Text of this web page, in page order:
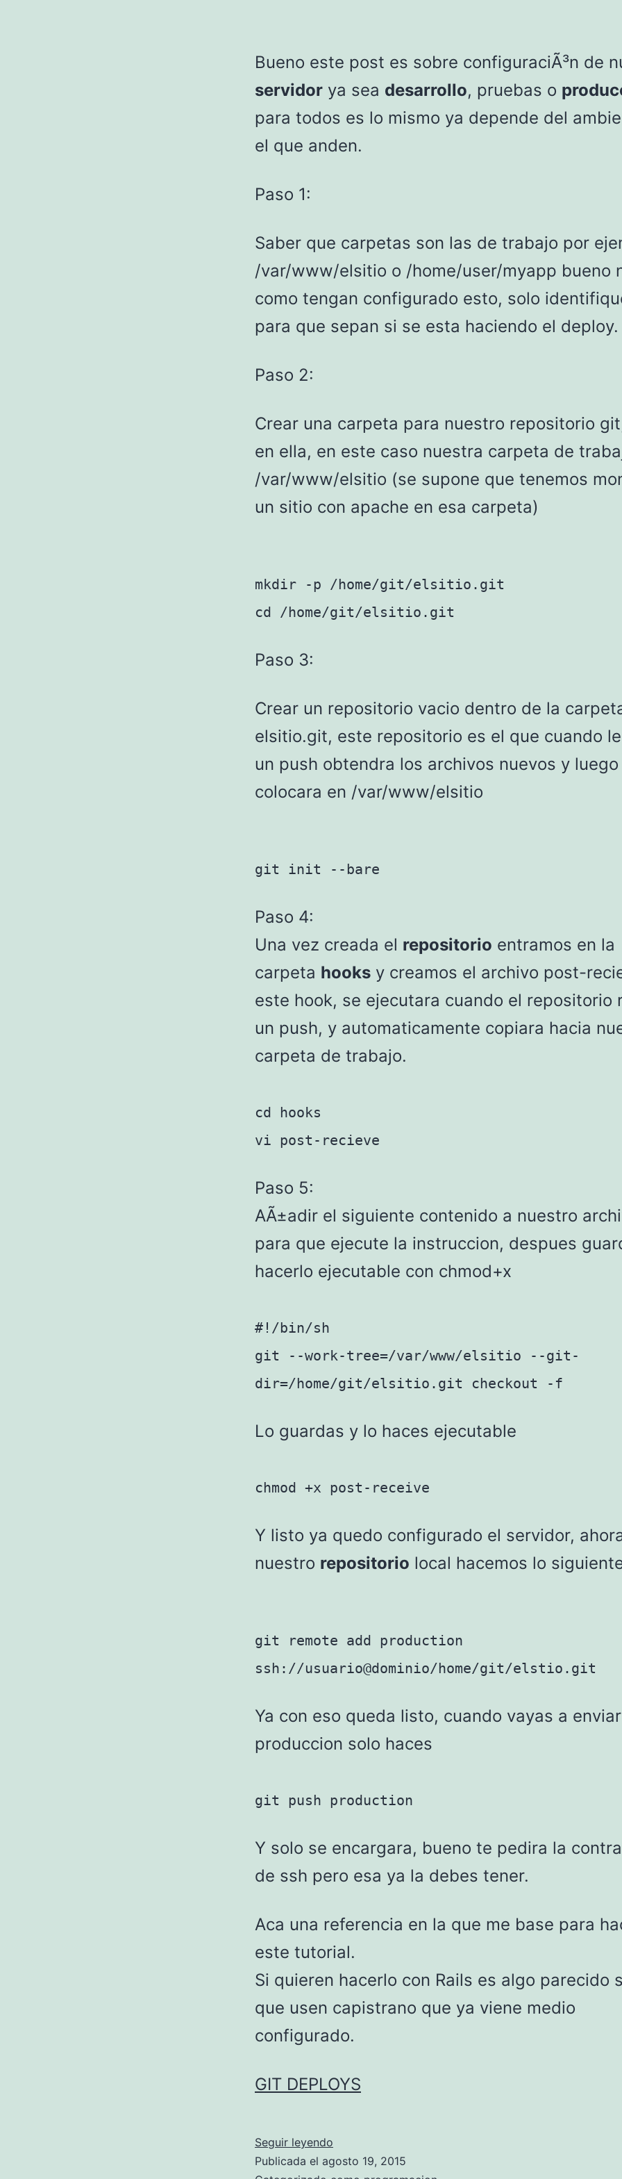
Bueno este post es sobre configuraciÃ³n de
servidor ya sea desarrollo, pruebas o
para todos es lo mismo ya depende del
el que anden.
Paso 1:
Saber que carpetas son las de trabajo por
/var/www/elsitio o /home/user/myapp bueno
como tengan configurado esto, solo
para que sepan si se esta haciendo el deploy.
Paso 2:
Crear una carpeta para nuestro repositorio
en ella, en este caso nuestra carpeta de
/var/www/elsitio (se supone que tenemos
un sitio con apache en esa carpeta)
mkdir -p /home/git/elsitio.git
cd /home/git/elsitio.git
Paso 3:
Crear un repositorio vacio dentro de la
elsitio.git, este repositorio es el que cuando
un push obtendra los archivos nuevos y
colocara en /var/www/elsitio
git init --bare
Paso 4:
Una vez creada el repositorio entramos en la
carpeta hooks y creamos el archivo post-
este hook, se ejecutara cuando el repositorio
un push, y automaticamente copiara hacia
carpeta de trabajo.
cd hooks
vi post-recieve
Paso 5:
AÃ±adir el siguiente contenido a nuestro
para que ejecute la instruccion, despues
hacerlo ejecutable con chmod+x
#!/bin/sh
git --work-tree=/var/www/elsitio --git-
dir=/home/git/elsitio.git checkout -f
Lo guardas y lo haces ejecutable
chmod +x post-receive
Y listo ya quedo configurado el servidor,
nuestro repositorio local hacemos lo
git remote add production
ssh://usuario@dominio/home/git/elstio.git
Ya con eso queda listo, cuando vayas a
produccion solo haces
git push production
Y solo se encargara, bueno te pedira la
de ssh pero esa ya la debes tener.
Aca una referencia en la que me base para
este tutorial.
Si quieren hacerlo con Rails es algo parecido
que usen capistrano que ya viene medio
configurado.
GIT DEPLOYS
Seguir leyendo
git
Publicada el agosto 19, 2015